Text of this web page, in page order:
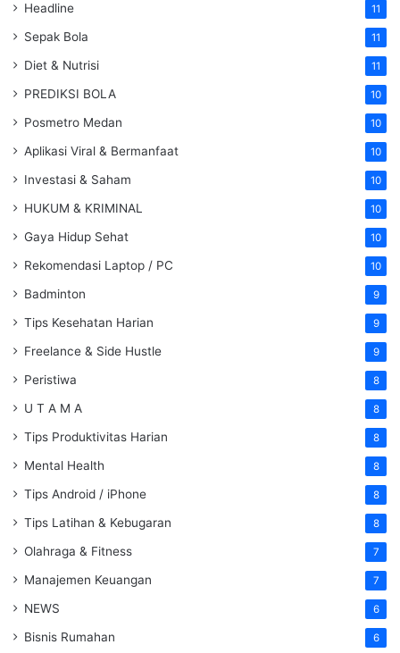
Headline 11
Sepak Bola 11
Diet & Nutrisi 11
PREDIKSI BOLA 10
Posmetro Medan 10
Aplikasi Viral & Bermanfaat 10
Investasi & Saham 10
HUKUM & KRIMINAL 10
Gaya Hidup Sehat 10
Rekomendasi Laptop / PC 10
Badminton 9
Tips Kesehatan Harian 9
Freelance & Side Hustle 9
Peristiwa 8
U T A M A 8
Tips Produktivitas Harian 8
Mental Health 8
Tips Android / iPhone 8
Tips Latihan & Kebugaran 8
Olahraga & Fitness 7
Manajemen Keuangan 7
NEWS 6
Bisnis Rumahan 6